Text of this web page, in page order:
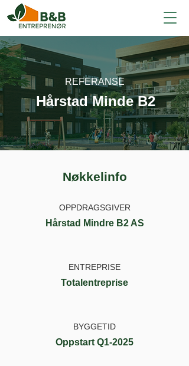
REFERANSE
Hårstad Minde B2
Nøkkelinfo
OPPDRAGSGIVER
Hårstad Mindre B2 AS
ENTREPRISE
Totalentreprise
BYGGETID
Oppstart Q1-2025